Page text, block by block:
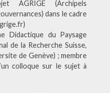
AGRIGE (Archipels
dans le cadre
Didactique du Paysage
de la Recherche Suisse,
de Genève) ; membre
colloque sur le sujet à